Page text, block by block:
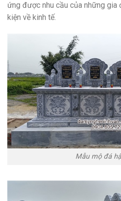
ứng được nhu cầu của những gia
kiện về kinh tế.
Mẫu mộ đá